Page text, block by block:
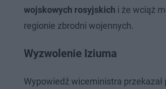
wojskowych rosyjskich i że wciąż
regionie zbrodni wojennych.
Wyzwolenie Iziuma
Wypowiedź wiceministra przekazał